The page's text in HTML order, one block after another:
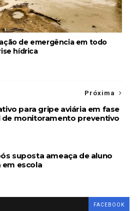
de emergência em todo
hídrica
Próxima
para gripe aviária em fase
de monitoramento preventivo
suposta ameaça de aluno
escola
FACEBOOK